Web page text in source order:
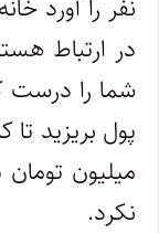
نفر را آورد
در ارتباط
شما را درست
پول بریزید
میلیون
نکرد.